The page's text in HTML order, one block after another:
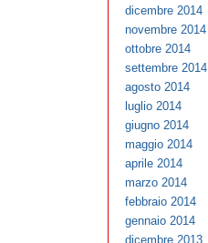
dicembre 2014
novembre 2014
ottobre 2014
settembre 2014
agosto 2014
luglio 2014
giugno 2014
maggio 2014
aprile 2014
marzo 2014
febbraio 2014
gennaio 2014
dicembre 2013